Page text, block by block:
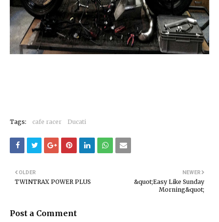
Tags: cafe racer Ducati
NEWER
&quot;Easy Like Sunday
Morning&quot;
OLDER
TWINTRAX POWER PLUS
Post a Comment